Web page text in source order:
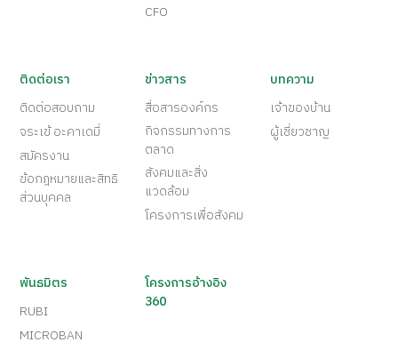
CFO
ติดต่อเรา
ติดต่อสอบถาม
จระเข้ อะคาเดมี่
สมัครงาน
ข้อกฎหมายและสิทธิ
ส่วนบุคคล
ข่าวสาร
สื่อสารองค์กร
กิจกรรมทางการ
ตลาด
สังคมและสิ่ง
แวดล้อม
โครงการเพื่อสังคม
บทความ
เจ้าของบ้าน
ผู้เชี่ยวชาญ
พันธมิตร
RUBI
MICROBAN
โครงการอ้างอิง
360